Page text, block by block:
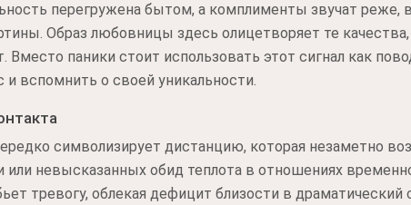
перегружена бытом, а комплименты звучат реже,
Образ любовницы здесь олицетворяет те
Вместо паники стоит использовать этот сигнал как
вспомнить о своей уникальности.
символизирует дистанцию, которая незаметно
или невысказанных обид теплота в отношениях
тревогу, облекая дефицит близости в